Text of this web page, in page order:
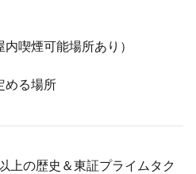
喫煙可能場所あり）
める場所
上の歴史＆東証プライムタク